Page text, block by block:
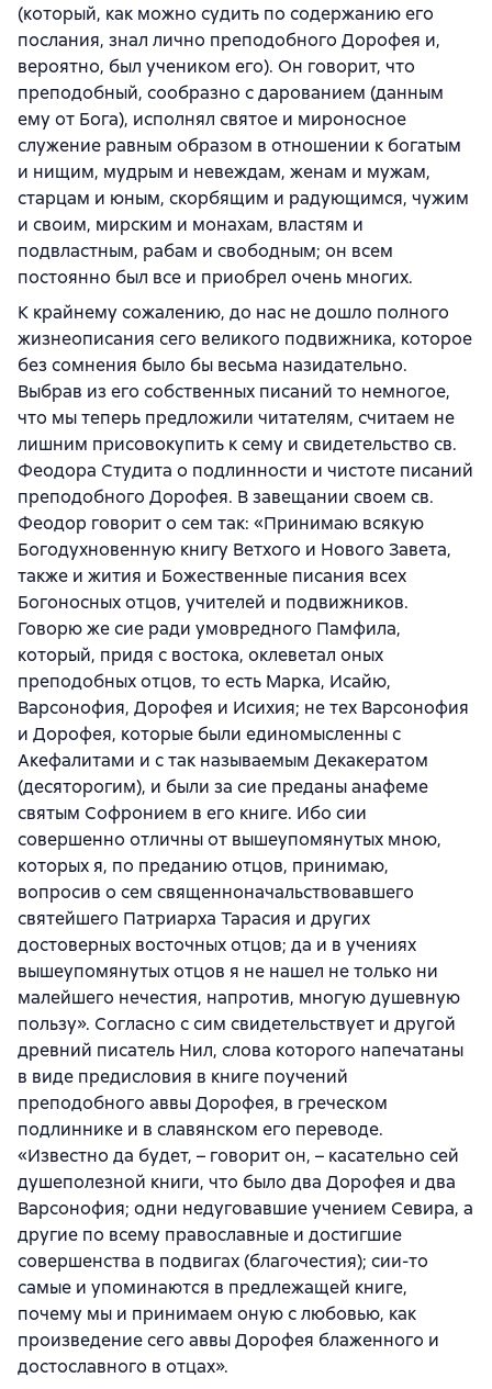
(который, как можно судить по содержанию его
послания, знал лично преподобного Дорофея и,
вероятно, был учеником его). Он говорит, что
преподобный, сообразно с дарованием (данным
ему от Бога), исполнял святое и мироносное
служение равным образом в отношении к богатым
и нищим, мудрым и невеждам, женам и мужам,
старцам и юным, скорбящим и радующимся, чужим
и своим, мирским и монахам, властям и
подвластным, рабам и свободным; он всем
постоянно был все и приобрел очень многих.
К крайнему сожалению, до нас не дошло полного
жизнеописания сего великого подвижника, которое
без сомнения было бы весьма назидательно.
Выбрав из его собственных писаний то немногое,
что мы теперь предложили читателям, считаем не
лишним присовокупить к сему и свидетельство св.
Феодора Студита о подлинности и чистоте писаний
преподобного Дорофея. В завещании своем св.
Феодор говорит о сем так: «Принимаю всякую
Богодухновенную книгу Ветхого и Нового Завета,
также и жития и Божественные писания всех
Богоносных отцов, учителей и подвижников.
Говорю же сие ради умовредного Памфила,
который, придя с востока, оклеветал оных
преподобных отцов, то есть Марка, Исайю,
Варсонофия, Дорофея и Исихия; не тех Варсонофия
и Дорофея, которые были единомысленны с
Акефалитами и с так называемым Декакератом
(десяторогим), и были за сие преданы анафеме
святым Софронием в его книге. Ибо сии
совершенно отличны от вышеупомянутых мною,
которых я, по преданию отцов, принимаю,
вопросив о сем священноначальствовавшего
святейшего Патриарха Тарасия и других
достоверных восточных отцов; да и в учениях
вышеупомянутых отцов я не нашел не только ни
малейшего нечестия, напротив, многую душевную
пользу». Согласно с сим свидетельствует и другой
древний писатель Нил, слова которого напечатаны
в виде предисловия в книге поучений
преподобного аввы Дорофея, в греческом
подлиннике и в славянском его переводе.
«Известно да будет, – говорит он, – касательно сей
душеполезной книги, что было два Дорофея и два
Варсонофия; одни недуговавшие учением Севира, а
другие по всему православные и достигшие
совершенства в подвигах (благочестия); сии-то
самые и упоминаются в предлежащей книге,
почему мы и принимаем оную с любовью, как
произведение сего аввы Дорофея блаженного и
достославного в отцах».